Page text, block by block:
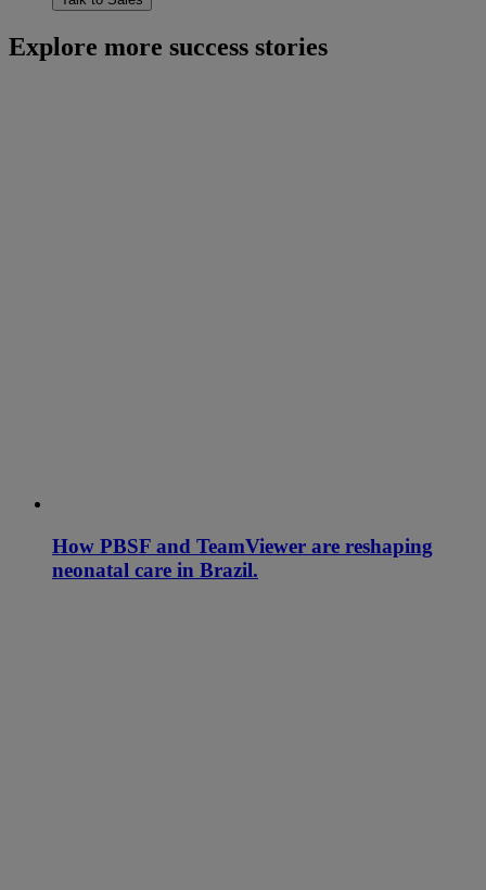
Explore more success stories
How PBSF and TeamViewer are reshaping
neonatal care in Brazil.